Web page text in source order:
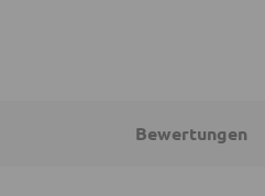
Bewertungen